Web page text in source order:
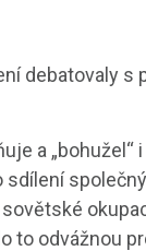
debatovaly s
a „bohužel“
to odvážnou